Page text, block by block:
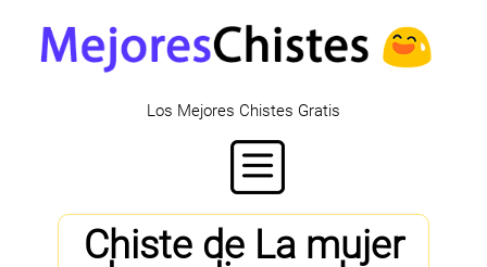
Los Mejores Chistes Gratis
Chiste de La mujer